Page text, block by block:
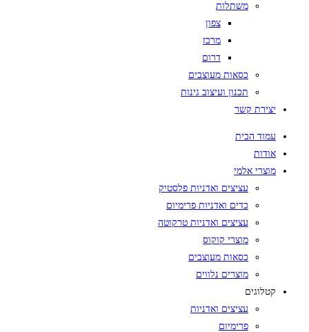
משתלות
צפון
מרכז
דרום
כסאות מעוצבים
תכנון ועיצוב גינות
יצירת קשר
עמוד הבית
אודות
מוצרי אלמי
עציצים ואדניות פלסטיק
כדים ואדניות פרימיום
עציצים ואדניות טרקוטה
מוצרי קוקוס
כסאות מעוצבים
מוצרים נלווים
קטלוגים
עציצים ואדניות
פרימיום